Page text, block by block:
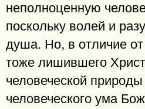
неполноценную
поскольку волей и
душа. Но, в отличие
тоже лишившего
человеческой
человеческого ума